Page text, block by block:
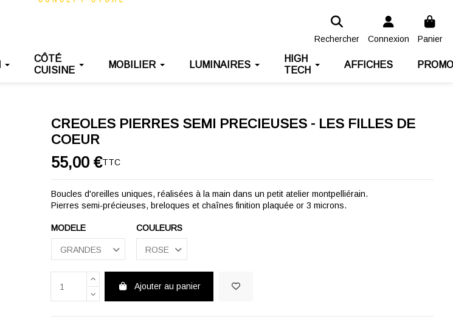
Rechercher Connexion Panier
CÔTÉ
CUISINE
MOBILIER LUMINAIRES
HIGH
TECH
AFFICHES
CREOLES PIERRES SEMI PRECIEUSES - LES FILLES DE
COEUR
55,00 €TTC
Boucles d'oreilles uniques, réalisées à la main dans un petit atelier montpelliérain.
Pierres semi-précieuses, breloques et chaînes finition plaquée or 3 microns.
MODELE COULEURS
Ajouter au panier